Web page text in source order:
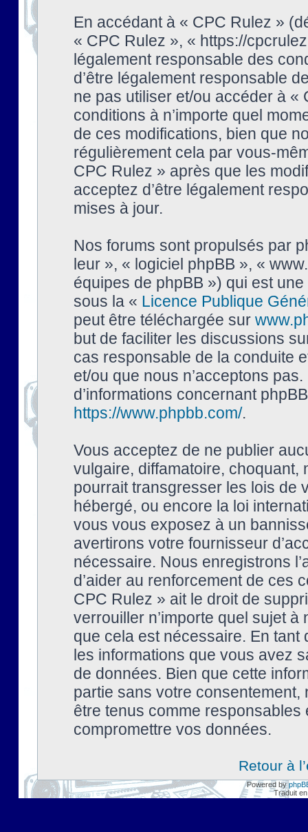
En accédant à « CPC Rulez »
« CPC Rulez », « https://
légalement responsable des
d’être légalement responsable
ne pas utiliser et/ou accéder à
conditions à n’importe quel
de ces modifications, bien que
régulièrement cela par vous-
CPC Rulez » après que les
acceptez d’être légalement
mises à jour.
Nos forums sont propulsés par
leur », « logiciel phpBB », «
équipes de phpBB ») qui est
sous la « Licence Publique
peut être téléchargée sur
but de faciliter les discussions
cas responsable de la conduite
et/ou que nous n’acceptons
d’informations concernant
https://www.phpbb.com/.
Vous acceptez de ne publier
vulgaire, diffamatoire, choquant,
pourrait transgresser les lois de
hébergé, ou encore la loi
vous vous exposez à un
avertirons votre fournisseur
nécessaire. Nous enregistrons
d’aider au renforcement de ces
CPC Rulez » ait le droit de
verrouiller n’importe quel sujet à
que cela est nécessaire. En tant
les informations que vous avez
de données. Bien que cette
partie sans votre
être tenus comme
compromettre vos données.
Retour à
Powered by
Traduit